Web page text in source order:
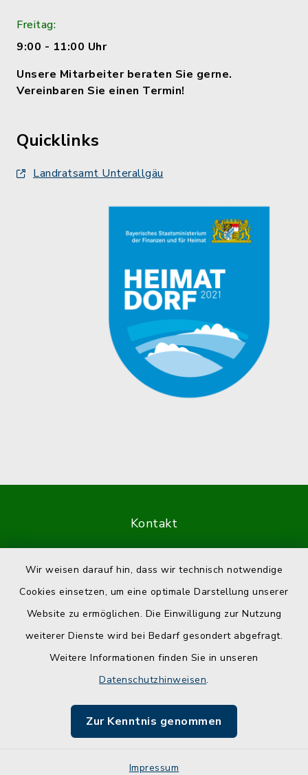
Wir weisen darauf hin, dass wir technisch notwendige
Cookies einsetzen, um eine optimale Darstellung unserer
Website zu ermöglichen. Die Einwilligung zur Nutzung
weiterer Dienste wird bei Bedarf gesondert abgefragt.
Weitere Informationen finden Sie in unseren
Datenschutzhinweisen.
Zur Kenntnis genommen
Impressum
Freitag:
9:00 - 11:00 Uhr
Unsere Mitarbeiter beraten Sie gerne.
Vereinbaren Sie einen Termin!
Quicklinks
Landratsamt Unterallgäu
Kontakt
Datenschutz
Impressum
Sitemap
Cookie-Einstellungen